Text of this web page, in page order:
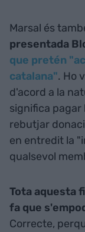
Marsal és
presentada
que pretén
catalana". Ho
d'acord a la
significa pagar
rebutjar
en entredit la
qualsevol
Tota aquesta
fa que
Correcte,